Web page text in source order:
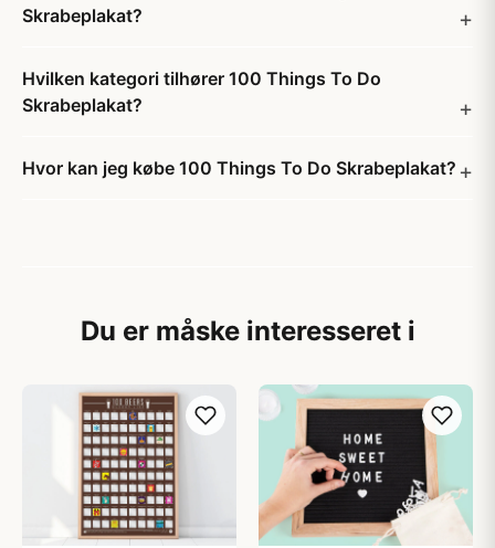
Skrabeplakat?
Hvilken kategori tilhører 100 Things To Do
Skrabeplakat?
Hvor kan jeg købe 100 Things To Do Skrabeplakat?
Du er måske interesseret i